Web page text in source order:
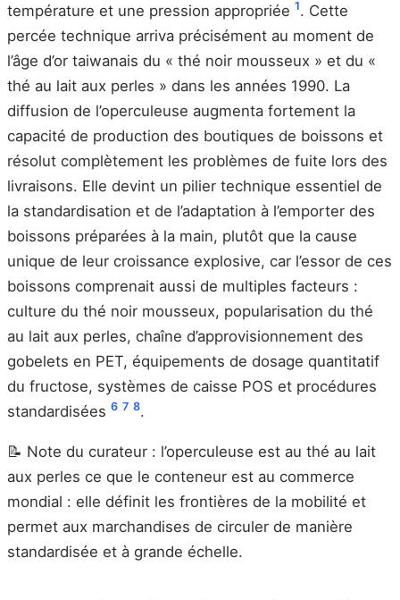
température et une pression appropriée 1. Cette
percée technique arriva précisément au moment de
l’âge d’or taiwanais du « thé noir mousseux » et du «
thé au lait aux perles » dans les années 1990. La
diffusion de l’operculeuse augmenta fortement la
capacité de production des boutiques de boissons et
résolut complètement les problèmes de fuite lors des
livraisons. Elle devint un pilier technique essentiel de
la standardisation et de l’adaptation à l’emporter des
boissons préparées à la main, plutôt que la cause
unique de leur croissance explosive, car l’essor de ces
boissons comprenait aussi de multiples facteurs :
culture du thé noir mousseux, popularisation du thé
au lait aux perles, chaîne d’approvisionnement des
gobelets en PET, équipements de dosage quantitatif
du fructose, systèmes de caisse POS et procédures
standardisées 6 7 8.
📝 Note du curateur : l’operculeuse est au thé au lait
aux perles ce que le conteneur est au commerce
mondial : elle définit les frontières de la mobilité et
permet aux marchandises de circuler de manière
standardisée et à grande échelle.